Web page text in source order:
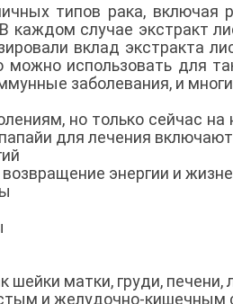
типов рака, включая
каждом случае экстракт
вклад экстракта
можно использовать для
заболевания, и
но только сейчас
для лечения
энергии и
шейки матки, груди, печени,
и желудочно-кишечным